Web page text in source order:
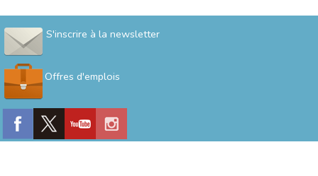
S'inscrire à la newsletter
Offres d'emplois